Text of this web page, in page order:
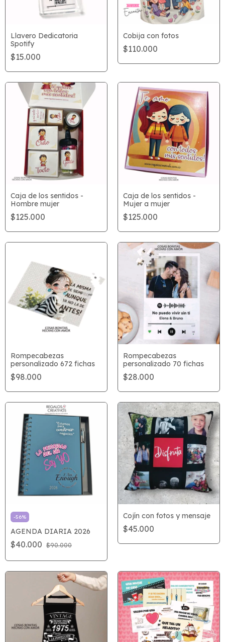
Llavero Dedicatoria
Spotify
$15.000
Cobija con fotos
$110.000
Caja de los sentidos -
Hombre mujer
$125.000
Caja de los sentidos -
Mujer a mujer
$125.000
Rompecabezas
personalizado 672 fichas
$98.000
Rompecabezas
personalizado 70 fichas
$28.000
-56%
AGENDA DIARIA 2026
$40.000 $90.000
Cojín con fotos y mensaje
$45.000